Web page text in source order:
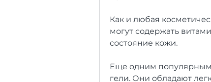
Как и любая
могут содержать
состояние кожи.
Еще одним популярным
гели. Они обладают